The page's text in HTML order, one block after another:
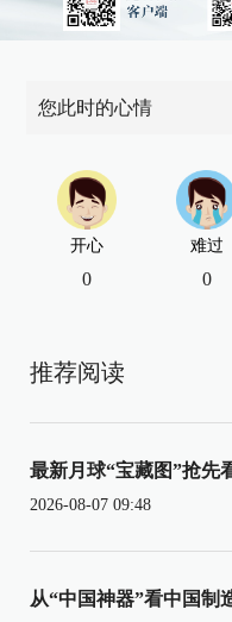
您此时的心情
开心
0
难过
0
推荐阅读
最新月球“宝藏图”抢先
2026-08-07 09:48
从“中国神器”看中国制